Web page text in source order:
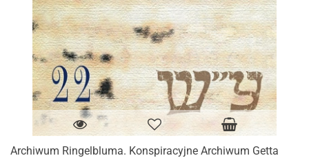
Archiwum Ringelbluma. Konspiracyjne Archiwum Getta